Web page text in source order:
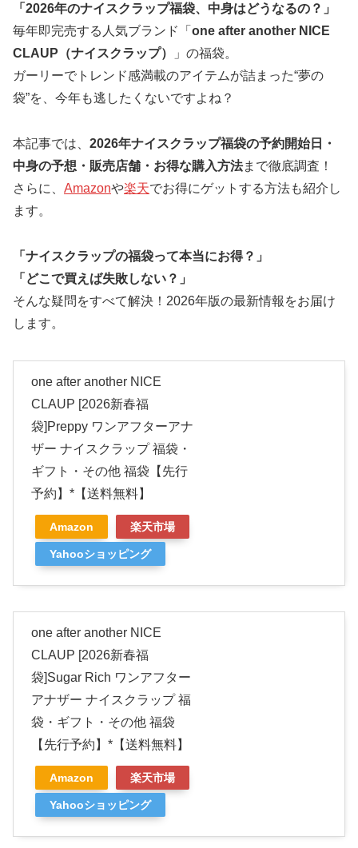
「2026年のナイスクラップ福袋、中身はどうなるの？」
毎年即完売する人気ブランド「 one after another NICE
CLAUP（ナイスクラップ）
」の福袋。
ガーリーでトレンド感満載のアイテムが詰まった“夢の
袋”を、今年も逃したくないですよね？
本記事では、 2026年ナイスクラップ福袋の予約開始日・
中身の予想・販売店舗・お得な購入方法まで徹底調査！
さらに、 Amazonや楽天でお得にゲットする方法も紹介し
ます。
「ナイスクラップの福袋って本当にお得？」
「どこで買えば失敗しない？」
そんな疑問をすべて解決！2026年版の最新情報をお届け
します。
one after another NICE
CLAUP [2026新春福
袋]Preppy ワンアフターアナ
ザー ナイスクラップ 福袋・
ギフト・その他 福袋【先行
予約】*【送料無料】
Amazon 楽天市場
Yahooショッピング
one after another NICE
CLAUP [2026新春福
袋]Sugar Rich ワンアフター
アナザー ナイスクラップ 福
袋・ギフト・その他 福袋
【先行予約】*【送料無料】
Amazon 楽天市場
Yahooショッピング